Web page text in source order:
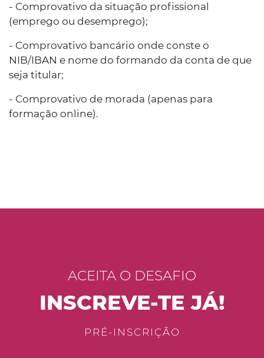
- Comprovativo da situação profissional
(emprego ou desemprego);
- Comprovativo bancário onde conste o
NIB/IBAN e nome do formando da conta de que
seja titular;
- Comprovativo de morada (apenas para
formação online).
ACEITA O DESAFIO
INSCREVE-TE JÁ!
PRÉ-INSCRIÇÃO